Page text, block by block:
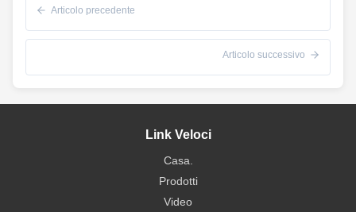
Articolo precedente
Articolo successivo
Link Veloci
Casa.
Prodotti
Video